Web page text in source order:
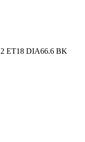
ET18 DIA66.6 BK